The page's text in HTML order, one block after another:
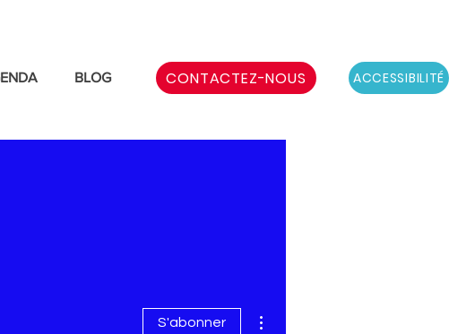
BLOG CONTACTEZ-NOUS ACCESSIBILITÉ
S'abonner